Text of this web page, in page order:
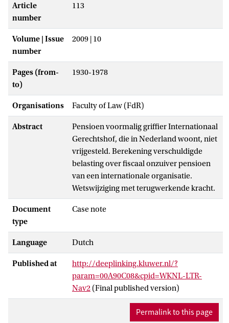
Article
number
113
Volume | Issue
number
2009 | 10
Pages (from-
to)
1930-1978
Organisations Faculty of Law (FdR)
Abstract
Pensioen voormalig griffier Internationaal
Gerechtshof, die in Nederland woont, niet
vrijgesteld. Berekening verschuldigde
belasting over fiscaal onzuiver pensioen
van een internationale organisatie.
Wetswijziging met terugwerkende kracht.
Document
type
Case note
Language Dutch
Published at
http://deeplinking.kluwer.nl/?
param=00A90C08&cpid=WKNL-LTR-
Nav2 (Final published version)
Permalink to this page